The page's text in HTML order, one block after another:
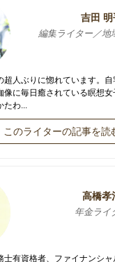
吉田 明
編集ライター／地
超人ぶりに惚れています。
像に毎日癒されている瞑想
たわ...
このライターの記事を読
高橋孝
年金ライ
士有資格者、ファイナンシャ